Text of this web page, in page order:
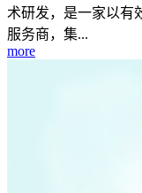
术研发，是一家以有
服务商，集...
more